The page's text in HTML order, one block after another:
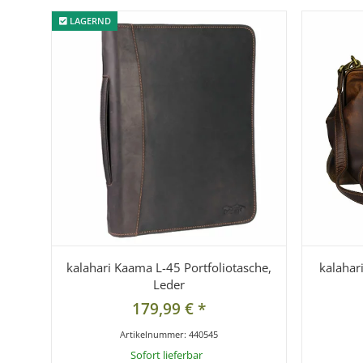
LAGERND
LAGERND
kalahari Kaama L-45 Portfoliotasche,
Leder
179,99 €*
Artikelnummer:440545
Sofort lieferbar